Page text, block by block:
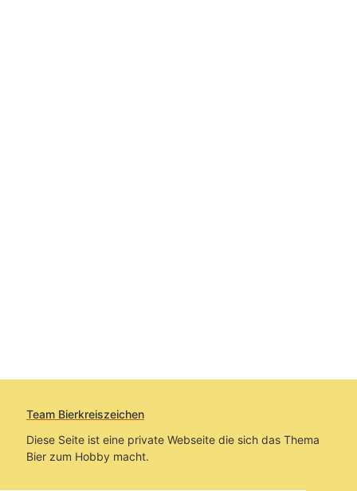
Team Bierkreiszeichen
Diese Seite ist eine private Webseite die sich das Thema
Bier zum Hobby macht.